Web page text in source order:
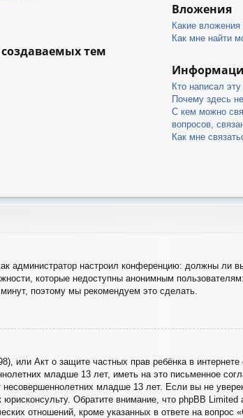
тем
Вложения
Какие
Как мне найти
Кто написал
Почему здесь
С кем можно
вопросов,
Как мне
администратор настроил конференцию: должны ли
которые недоступны анонимным
поэтому мы рекомендуем это сделать.
или Акт о защите частных прав ребёнка в
младше 13 лет, иметь на это письменное
младше 13 лет. Если вы не
Обратите внимание, что phpBB
отношений, кроме указанных в ответе на вопрос